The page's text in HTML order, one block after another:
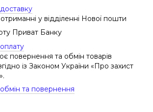
у відділенні Нової пошти
Приват Банку
повернення та обмін товарів
із Законом України «Про захист
та повернення